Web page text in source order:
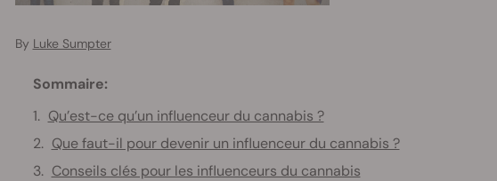
By Luke Sumpter
Sommaire:
Qu’est-ce qu’un influenceur du cannabis ?
Que faut-il pour devenir un influenceur du cannabis ?
Conseils clés pour les influenceurs du cannabis